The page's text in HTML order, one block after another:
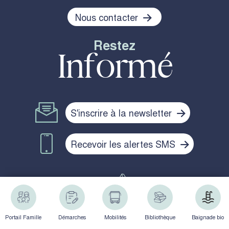
Portail Famille Démarches Mobilités Bibliothèque Baignade bio
Nous contacter
Restez
Informé
S'inscrire à la newsletter
Recevoir les alertes SMS
Politique de confidentialité Mentions légales Plan du site